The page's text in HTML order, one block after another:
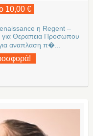
10,00 €
η Regent –
Θεραπεια Προσωπου
αναπλαση π�...